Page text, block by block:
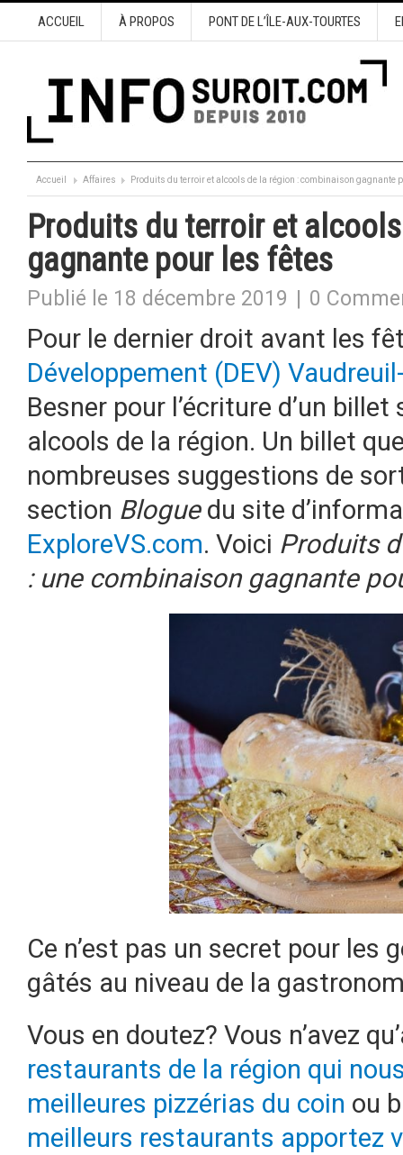
ACCUEIL À PROPOS PONT DE L’ÎLE-AUX-TOURTES
Accueil Affaires Produits du terroir et alcools de la région : combinaison gagnante
Produits du terroir et
gagnante pour les fêtes
Publié le 18 décembre 2019 0
Pour le dernier droit avant les
Développement (DEV)
Besner pour l’écriture d’un
alcools de la région. Un billet
nombreuses suggestions de
section Bloguedu site
ExploreVS.com. Voici Produits
: une combinaison gagnante
Ce n’est pas un secret pour les
gâtés au niveau de la
Vous en doutez? Vous n’avez
restaurants de la région qui
meilleures pizzérias du coin ou
meilleurs restaurants apportez